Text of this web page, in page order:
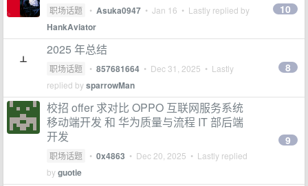
职场话题 • Asuka0947 • Jan 16 • Lastly replied by
HankAviator
10
2025 年总结
职场话题 • 857681664 • Dec 31, 2025 • Lastly
replied bysparrowMan
8
校招 offer 求对比 OPPO 互联网服务系统
移动端开发 和 华为质量与流程 IT 部后端
开发
职场话题 • 0x4863 • Dec 20, 2025 • Lastly replied
byguotie
9